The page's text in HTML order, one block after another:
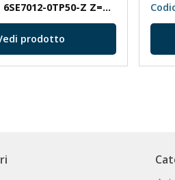
6SE7012-0TP50-Z Z=G41+G92+C43
prodotto